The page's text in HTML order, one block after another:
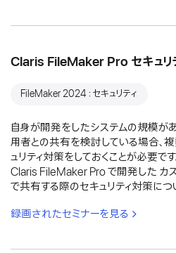
Claris FileMaker Pro セキュリ
FileMaker 2024：セキュリティ
自身が開発をしたシステムの規模が
用者との共有を検討している場合、
ュリティ対策をしておくことが必要で
Claris FileMaker Pro で開発した カ
で共有する際のセキュリティ対策につ
録画されたセミナーを見る